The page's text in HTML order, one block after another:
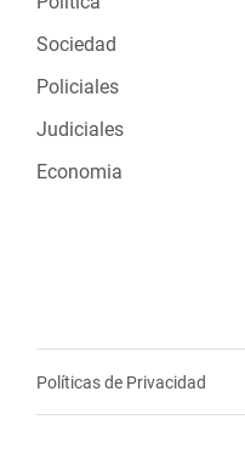
Sociedad
Policiales
Judiciales
Economia
Políticas de Privacidad